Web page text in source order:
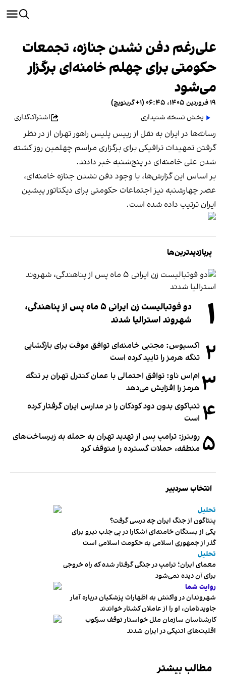
علی‌رغم دفن نشدن جنازه، تجمعات
حکومتی برای چهلم خامنه‌ای برگزار
می‌شود
۱۹ فروردین ۱۴۰۵، ۰۶:۴۵ (‎+۱ گرینویچ)
پخش نسخه شنیداری
اشتراک‌گذاری
رسانه‌ها در ایران به‌ نقل از رییس پلیس راهور تهران از در نظر
گرفتن تمهیدات ترافیکی برای برگزاری مراسم چهلمین روز کشته‌
شدن علی خامنه‌ای در پنج‌شنبه خبر دادند.
بر اساس این گزارش‌ها، با وجود دفن نشدن جنازه خامنه‌ای،
عصر چهارشنبه نیز اجتماعات حکومتی برای دیکتاتور پیشین
ایران ترتیب داده شده است.
پربازدیدترین‌ها
۱
دو فوتبالیست زن ایرانی ۵ ماه پس از پناهندگی،
شهروند استرالیا شدند
۲ اکسیوس: مجتبی خامنه‌ای توافق موقت برای بازگشایی
تنگه هرمز را تایید کرده است
۳ ام‌اس ناو: توافق احتمالی با عمان کنترل تهران بر تنگه
هرمز را افزایش می‌دهد
۴ تنباکوی بدون دود کودکان را در مدارس ایران گرفتار کرده
است
۵ رویترز: ترامپ پس از تهدید تهران به حمله به زیرساخت‌های
منطقه، حملات گسترده را متوقف کرد
انتخاب سردبیر
تحلیل
پنتاگون از جنگ ایران چه درسی گرفت؟
یکی از بستگان خامنه‌ای آشکارا در پی جذب نیرو برای
گذر از جمهوری اسلامی به حکومت اسلامی است
تحلیل
معمای ایران؛ ترامپ در جنگی گرفتار شده که راه خروجی
برای آن دیده نمی‌شود
روایت شما
شهروندان در واکنش به اظهارات پزشکیان درباره آمار
جاویدنامان، او را از عاملان کشتار خواندند
کارشناسان سازمان ملل خواستار توقف سرکوب
اقلیت‌های اتنیکی در ایران شدند
مطالب بیشتر